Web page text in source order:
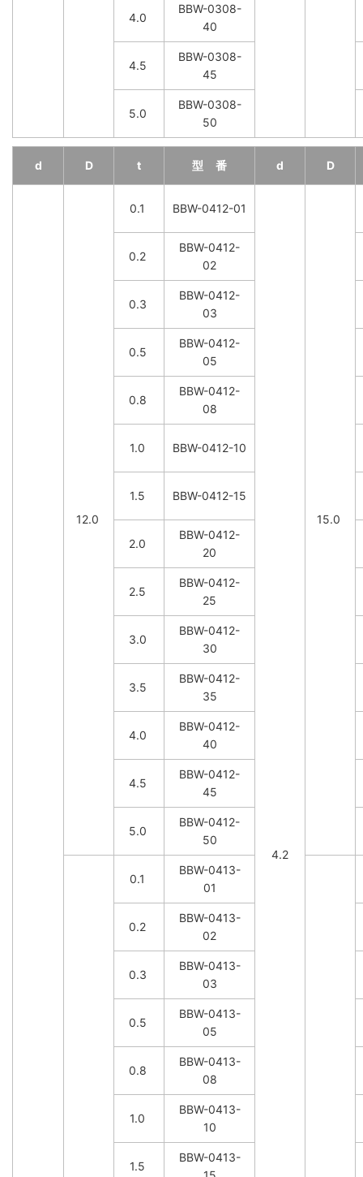
4.0
BBW-0308-
40
4.5
BBW-0308-
45
5.0
BBW-0308-
50
d D t 型 番 d D
12.0
0.1 BBW-0412-01
4.2
15.0
0.2
BBW-0412-
02
0.3
BBW-0412-
03
0.5
BBW-0412-
05
0.8
BBW-0412-
08
1.0 BBW-0412-10
1.5 BBW-0412-15
2.0
BBW-0412-
20
2.5
BBW-0412-
25
3.0
BBW-0412-
30
3.5
BBW-0412-
35
4.0
BBW-0412-
40
4.5
BBW-0412-
45
5.0
BBW-0412-
50
0.1
BBW-0413-
01
0.2
BBW-0413-
02
0.3
BBW-0413-
03
0.5
BBW-0413-
05
0.8
BBW-0413-
08
1.0
BBW-0413-
10
1.5
BBW-0413-